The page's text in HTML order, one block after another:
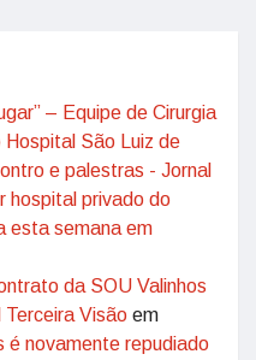
– Equipe de Cirurgia
São Luiz de
e palestras - Jornal
hospital privado do
esta semana em
da SOU Valinhos
Terceira Visão em
é novamente repudiado